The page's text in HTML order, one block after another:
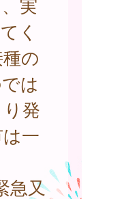
実
く
の
は
発
一
急又